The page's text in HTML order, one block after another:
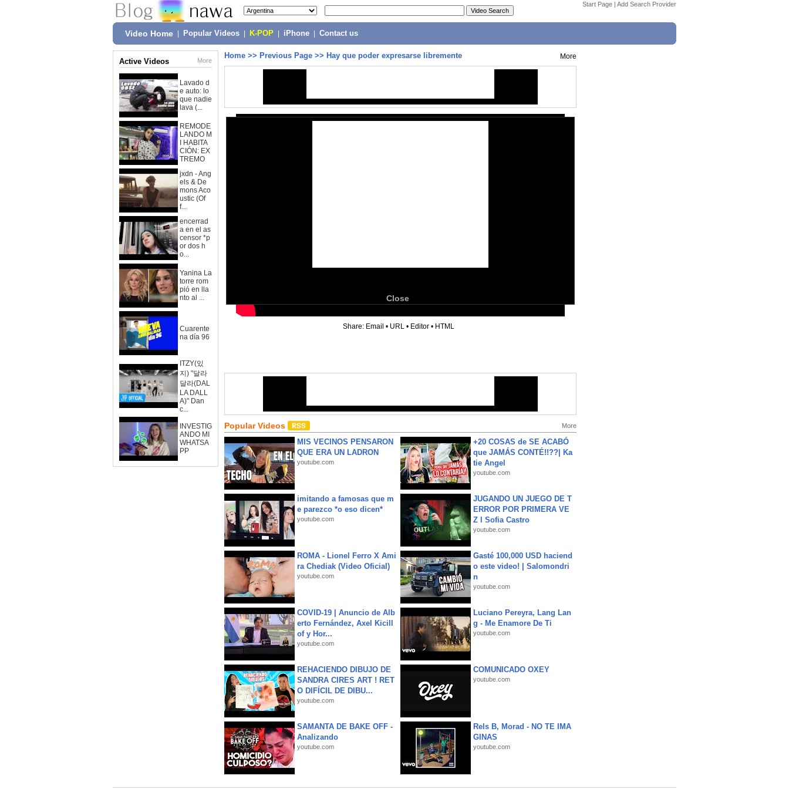
Start Page | Add Search Provider
Video Home Popular Videos K-POP iPhone Contact us
Active Videos More
Lavado d
e auto: lo
que nadie
lava (...
REMODE
LANDO M
I HABITA
CIÓN: EX
TREMO
jxdn - Ang
els & De
mons Aco
ustic (Of
f...
encerrad
a en el as
censor *p
or dos h
o...
Yanina La
torre rom
pió en lla
nto al ...
Cuarente
na día 96
ITZY(있
지) "달라
달라(DAL
LA DALL
A)" Dan
c...
INVESTIG
ANDO MI
WHATSA
PP
Home >> Previous Page >> Hay que poder expresarse libremente More
Close
Share: Email • URL • Editor • HTML
Popular Videos More
MIS VECINOS PENSARON
QUE ERA UN LADRON
youtube.com
+20 COSAS de SE ACABÓ
que JAMÁS CONTÉ!!??| Ka
tie Angel
youtube.com
imitando a famosas que m
e parezco *o eso dicen*
youtube.com
JUGANDO UN JUEGO DE T
ERROR POR PRIMERA VE
Z l Sofia Castro
youtube.com
ROMA - Lionel Ferro X Ami
ra Chediak (Video Oficial)
youtube.com
Gasté 100,000 USD haciend
o este video! | Salomondri
n
youtube.com
COVID-19 | Anuncio de Alb
erto Fernández, Axel Kicill
of y Hor...
youtube.com
Luciano Pereyra, Lang Lan
g - Me Enamore De Ti
youtube.com
REHACIENDO DIBUJO DE
SANDRA CIRES ART ! RET
O DIFÍCIL DE DIBU...
youtube.com
COMUNICADO OXEY
youtube.com
SAMANTA DE BAKE OFF -
Analizando
youtube.com
Rels B, Morad - NO TE IMA
GINAS
youtube.com